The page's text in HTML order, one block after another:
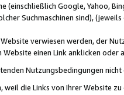
(einschließlich Google, Yahoo,
Suchmaschinen sind), (jeweils
verwiesen werden, der
einen Link anklicken oder
Nutzungsbedingungen nicht
die Links von Ihrer Website